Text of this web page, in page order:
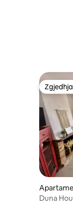
ret de
Duna